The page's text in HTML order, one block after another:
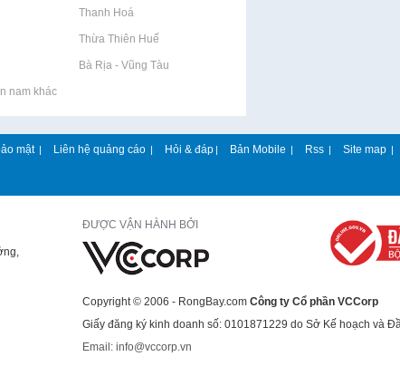
Rao vặt tại Thanh Hoá
Rao vặt tại Thừa Thiên Huế
Rao vặt tại Bà Rịa - Vũng Tàu
nam khác
mật | Liên hệ quảng cáo | Hỏi & đáp | Bản Mobile | Rss | Site map |
ĐƯỢC VẬN HÀNH BỞI
Copyright © 2006 - RongBay.com Công ty Cổ phần VCCorp
Giấy đăng ký kinh doanh số: 0101871229 do Sở Kế hoạch và
Email: info@vccorp.vn